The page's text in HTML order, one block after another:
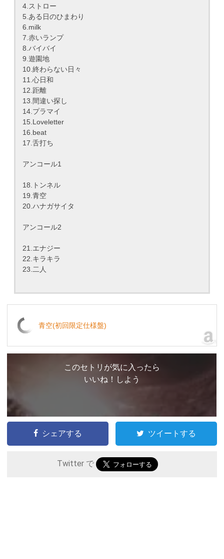
4.ストロー
5.ある日のひまわり
6.milk
7.赤いランプ
8.バイバイ
9.遊園地
10.終わらない日々
11.心日和
12.距離
13.間違い探し
14.プラマイ
15.Loveletter
16.beat
17.舌打ち
アンコール1
18.トンネル
19.青空
20.ハナガサイタ
アンコール2
21.エナジー
22.キラキラ
23.二人
青空(初回限定仕様盤)
このセトリが気に入ったら
いいね！しよう
シェアする ツイートする
Twitter で